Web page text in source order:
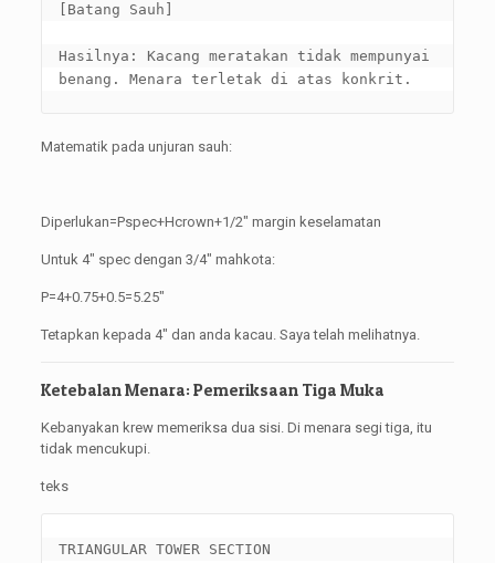
[Batang Sauh]
Hasilnya: Kacang meratakan tidak mempunyai
benang. Menara terletak di atas konkrit.
Matematik pada unjuran sauh:
Diperlukan=Pspec+Hcrown+1/2″ margin keselamatan
Untuk 4″ spec dengan 3/4″ mahkota:
P=4+0.75+0.5=5.25″
Tetapkan kepada 4″ dan anda kacau. Saya telah melihatnya.
Ketebalan Menara: Pemeriksaan Tiga Muka
Kebanyakan krew memeriksa dua sisi. Di menara segi tiga, itu
tidak mencukupi.
teks
TRIANGULAR TOWER SECTION